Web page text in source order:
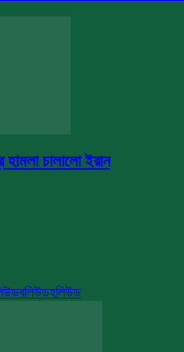
হামলা চালালো ইরান
বলিউডহলিউড